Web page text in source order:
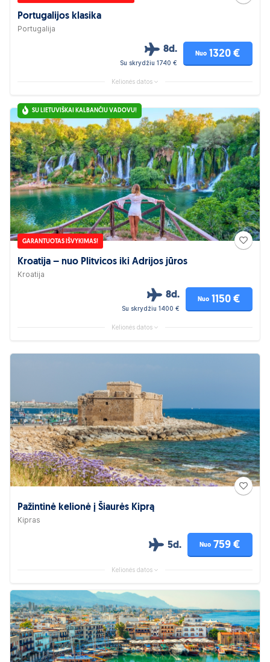
Portugalijos klasika
Portugalija
8d.
Su skrydžiu 1740 €
Nuo 1320 €
Kelionės datos
SU LIETUVIŠKAI KALBANČIU VADOVU!
GARANTUOTAS IŠVYKIMAS!
Kroatija – nuo Plitvicos iki Adrijos jūros
Kroatija
8d.
Su skrydžiu 1400 €
Nuo 1150 €
Kelionės datos
Pažintinė kelionė į Šiaurės Kiprą
Kipras
5d. Nuo 759 €
Kelionės datos